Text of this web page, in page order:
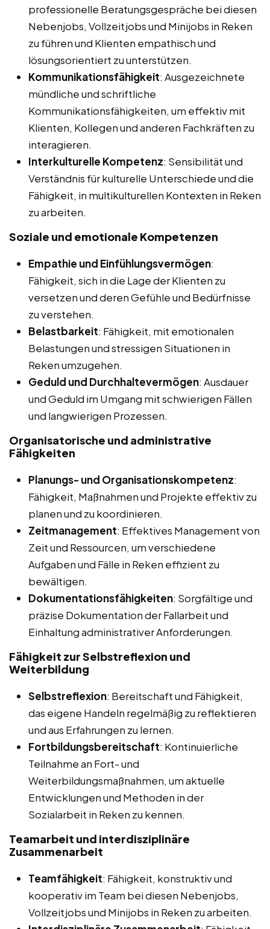
professionelle Beratungsgespräche bei diesen
Nebenjobs, Vollzeitjobs und Minijobs in Reken
zu führen und Klienten empathisch und
lösungsorientiert zu unterstützen.
Kommunikationsfähigkeit: Ausgezeichnete
mündliche und schriftliche
Kommunikationsfähigkeiten, um effektiv mit
Klienten, Kollegen und anderen Fachkräften zu
interagieren.
Interkulturelle Kompetenz: Sensibilität und
Verständnis für kulturelle Unterschiede und die
Fähigkeit, in multikulturellen Kontexten in Reken
zu arbeiten.
Soziale und emotionale Kompetenzen
Empathie und Einfühlungsvermögen:
Fähigkeit, sich in die Lage der Klienten zu
versetzen und deren Gefühle und Bedürfnisse
zu verstehen.
Belastbarkeit: Fähigkeit, mit emotionalen
Belastungen und stressigen Situationen in
Reken umzugehen.
Geduld und Durchhaltevermögen: Ausdauer
und Geduld im Umgang mit schwierigen Fällen
und langwierigen Prozessen.
Organisatorische und administrative
Fähigkeiten
Planungs- und Organisationskompetenz:
Fähigkeit, Maßnahmen und Projekte effektiv zu
planen und zu koordinieren.
Zeitmanagement: Effektives Management von
Zeit und Ressourcen, um verschiedene
Aufgaben und Fälle in Reken effizient zu
bewältigen.
Dokumentationsfähigkeiten: Sorgfältige und
präzise Dokumentation der Fallarbeit und
Einhaltung administrativer Anforderungen.
Fähigkeit zur Selbstreflexion und
Weiterbildung
Selbstreflexion: Bereitschaft und Fähigkeit,
das eigene Handeln regelmäßig zu reflektieren
und aus Erfahrungen zu lernen.
Fortbildungsbereitschaft: Kontinuierliche
Teilnahme an Fort- und
Weiterbildungsmaßnahmen, um aktuelle
Entwicklungen und Methoden in der
Sozialarbeit in Reken zu kennen.
Teamarbeit und interdisziplinäre
Zusammenarbeit
Teamfähigkeit: Fähigkeit, konstruktiv und
kooperativ im Team bei diesen Nebenjobs,
Vollzeitjobs und Minijobs in Reken zu arbeiten.